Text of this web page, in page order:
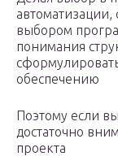
выбором
понимания
обеспечению
Поэтому если
достаточно
проекта